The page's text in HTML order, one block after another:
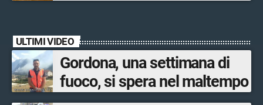
ULTIMI VIDEO
Gordona, una settimana di
fuoco, si spera nel maltempo